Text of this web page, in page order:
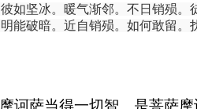
如坚冰。暖气渐邻。不日销殒
能破暗。近自销殒。如何敢留。
诃萨当得一切智。是菩萨